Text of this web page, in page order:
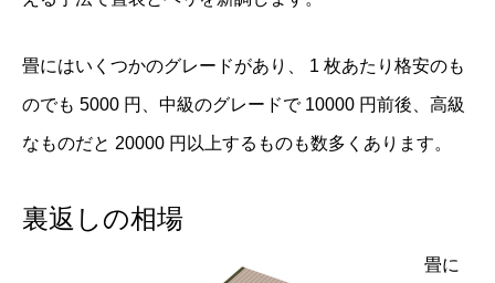
畳にはいくつかのグレードがあり、 1 枚あたり格安のも
のでも 5000 円、中級のグレードで 10000 円前後、高級
なものだと 20000 円以上するものも数多くあります。
裏返しの相場
畳に